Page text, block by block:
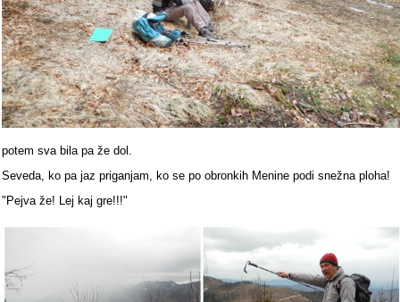
potem sva bila pa že dol.
Seveda, ko pa jaz priganjam, ko se po obronkih Menine podi snežna ploha!
"Pejva že! Lej kaj gre!!!"